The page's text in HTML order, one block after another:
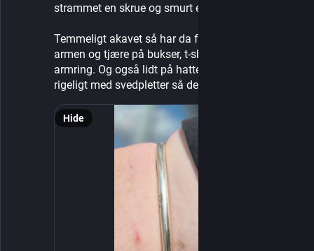
strammet en skrue og smurt en læderrem.
Temmeligt akavet så har da fået mig et klem på
armen og tjære på bukser, t-shirt, hænder, arm og
armring. Og også lidt på hatten. Men den har så
rigeligt med svedpletter så det går nok...
Hide